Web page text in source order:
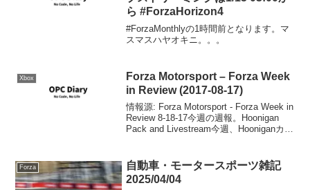
ら #ForzaHorizon4
#ForzaMonthlyの1時間前となります。マ
スマスハヤオキニ。。。
Xbox
Forza Motorsport – Forza Week
in Review (2017-08-17)
情報源: Forza Motorsport - Forza Week in
Review 8-18-17今週の週報。Hoonigan
Pack and Livestream今週、Hooniganカー
Forza
自動車・モータースポーツ雑記
2025/04/04